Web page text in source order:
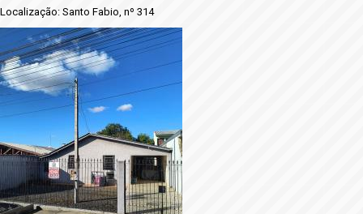
Localização: Santo Fabio, nº 314